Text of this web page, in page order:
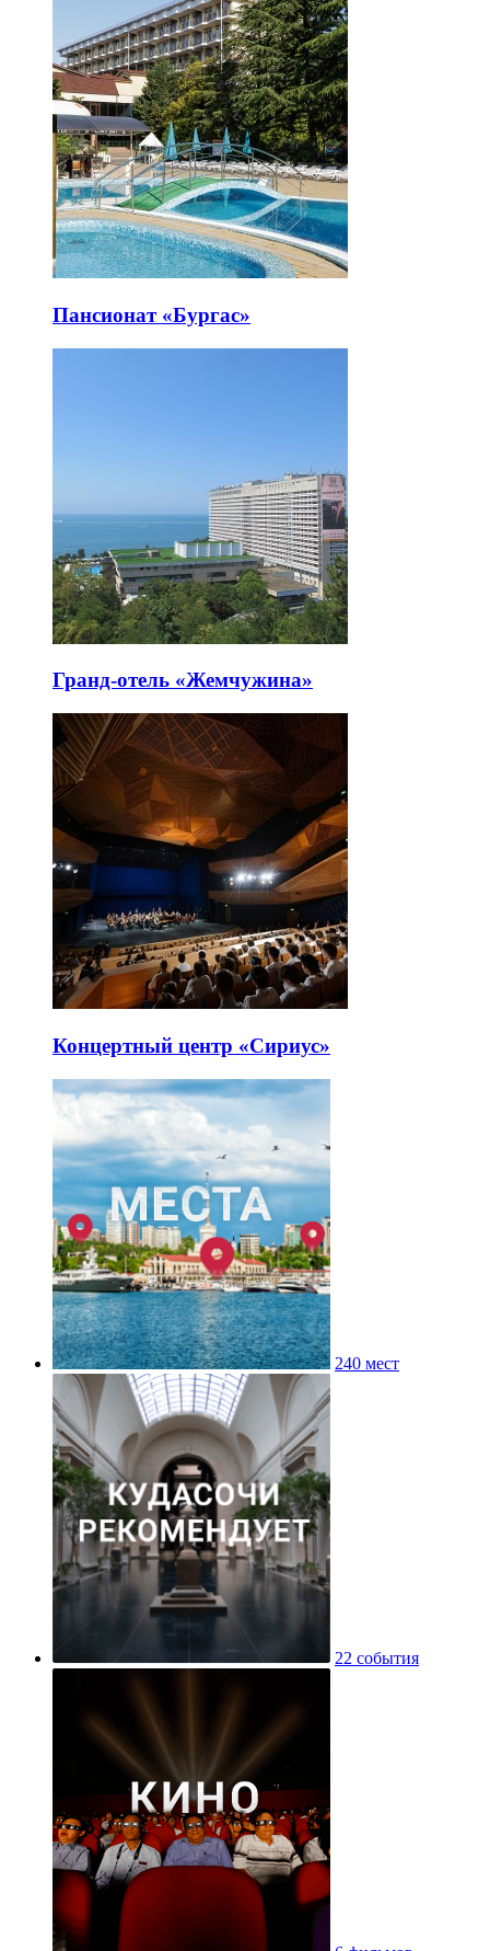
Пансионат «Бургас»
Гранд-отель «Жемчужина»
Концертный центр «Сириус»
240 мест
22 события